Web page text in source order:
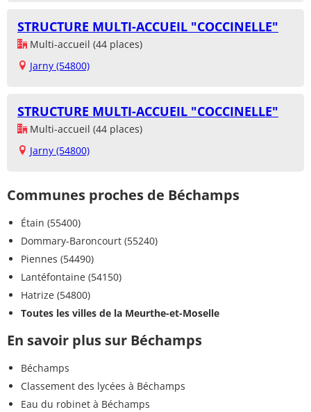
STRUCTURE MULTI-ACCUEIL "COCCINELLE"
Multi-accueil (44 places)
Jarny (54800)
STRUCTURE MULTI-ACCUEIL "COCCINELLE"
Multi-accueil (44 places)
Jarny (54800)
Communes proches de Béchamps
Étain (55400)
Dommary-Baroncourt (55240)
Piennes (54490)
Lantéfontaine (54150)
Hatrize (54800)
Toutes les villes de la Meurthe-et-Moselle
En savoir plus sur Béchamps
Béchamps
Classement des lycées à Béchamps
Eau du robinet à Béchamps